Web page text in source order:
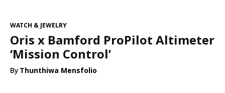
WATCH & JEWELRY
Oris x Bamford ProPilot Altimeter
‘Mission Control’
ByThunthiwa Mensfolio